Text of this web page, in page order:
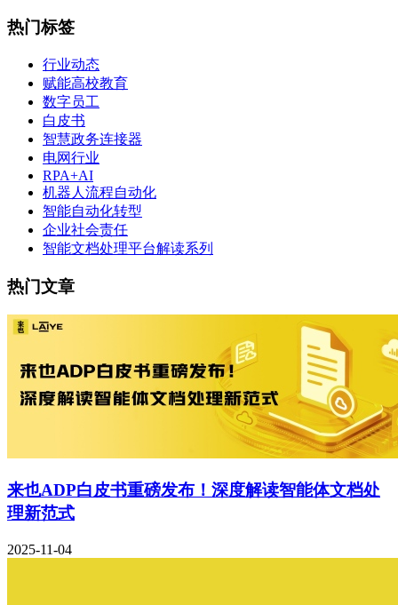
热门标签
行业动态
赋能高校教育
数字员工
白皮书
智慧政务连接器
电网行业
RPA+AI
机器人流程自动化
智能自动化转型
企业社会责任
智能文档处理平台解读系列
热门文章
来也ADP白皮书重磅发布！深度解读智能体文档处
理新范式
2025-11-04